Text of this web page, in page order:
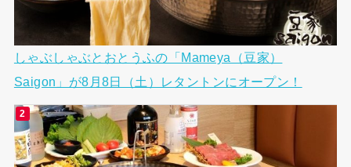
しゃぶしゃぶとおとうふの「Mameya（豆家）
Saigon」が8月8日（土）レタントンにオープン！